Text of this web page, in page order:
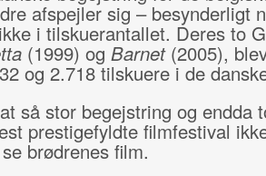
afspejler sig – besynderligt
i tilskuerantallet. Deres to
(1999) og Barnet(2005),
og 2.718 tilskuere i de
så stor begejstring og endda
prestigefyldte filmfestival
brødrenes film.